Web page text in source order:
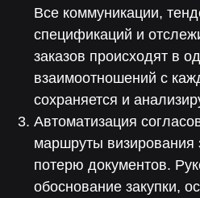
Все коммуникации,
спецификаций и
заказов происходят в
взаимоотношений с
сохраняется и
Автоматизация
маршруты визирования
потерю документов.
обоснование закупки,